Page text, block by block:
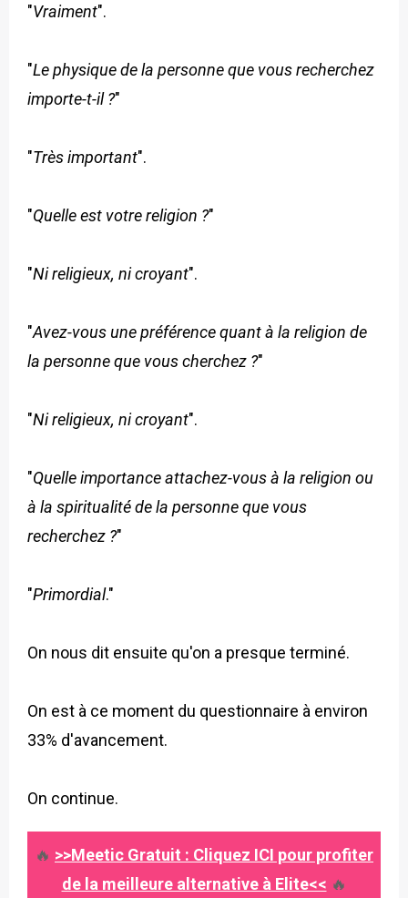
"Vraiment".
"Le physique de la personne que vous recherchez
importe-t-il ?"
"Très important".
"Quelle est votre religion ?"
"Ni religieux, ni croyant".
"Avez-vous une préférence quant à la religion de
la personne que vous cherchez ?"
"Ni religieux, ni croyant".
"Quelle importance attachez-vous à la religion ou
à la spiritualité de la personne que vous
recherchez ?"
"Primordial."
On nous dit ensuite qu'on a presque terminé.
On est à ce moment du questionnaire à environ
33% d'avancement.
On continue.
🔥 >>Meetic Gratuit : Cliquez ICI pour profiter
de la meilleure alternative à Elite<< 🔥